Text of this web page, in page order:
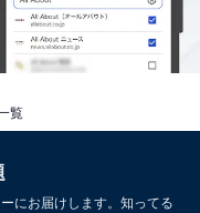
覧
にお届けします。知ってる